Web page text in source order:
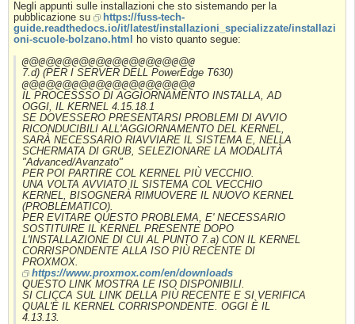
Negli appunti sulle installazioni che sto sistemando per la
pubblicazione su
https://fuss-tech-
guide.readthedocs.io/it/latest/installazioni_specializzate/installazi
oni-scuole-bolzano.html
ho visto quanto segue:
@@@@@@@@@@@@@@@@@@@@@
7.d) (PER I SERVER DELL PowerEdge T630)
@@@@@@@@@@@@@@@@@@@@@
IL PROCESSSO DI AGGIORNAMENTO INSTALLA, AD
OGGI, IL KERNEL 4.15.18.1
SE DOVESSERO PRESENTARSI PROBLEMI DI AVVIO
RICONDUCIBILI ALL'AGGIORNAMENTO DEL KERNEL,
SARÀ NECESSARIO RIAVVIARE IL SISTEMA E, NELLA
SCHERMATA DI GRUB, SELEZIONARE LA MODALITÀ
"Advanced/Avanzato"
PER POI PARTIRE COL KERNEL PIÙ VECCHIO.
UNA VOLTA AVVIATO IL SISTEMA COL VECCHIO
KERNEL, BISOGNERÀ RIMUOVERE IL NUOVO KERNEL
(PROBLEMATICO).
PER EVITARE QUESTO PROBLEMA, E' NECESSARIO
SOSTITUIRE IL KERNEL PRESENTE DOPO
L'INSTALLAZIONE DI CUI AL PUNTO 7.a) CON IL KERNEL
CORRISPONDENTE ALLA ISO PIÙ RECENTE DI
PROXMOX.
https://www.proxmox.com/en/downloads
QUESTO LINK MOSTRA LE ISO DISPONIBILI.
SI CLICCA SUL LINK DELLA PIÙ RECENTE E SI VERIFICA
QUAL'È IL KERNEL CORRISPONDENTE. OGGI È IL
4.13.13.